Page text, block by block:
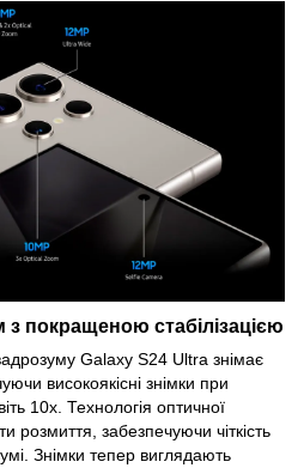
з покращеною стабілізацією
Galaxy S24 Ultra знімає
високоякісні знімки при
10x. Технологія оптичної
розмиття, забезпечуючи чіткість
Знімки тепер виглядають